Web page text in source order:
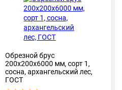
Обрезной брус
200х200х6000 мм, сорт 1,
сосна, архангельский лес,
ГОСТ